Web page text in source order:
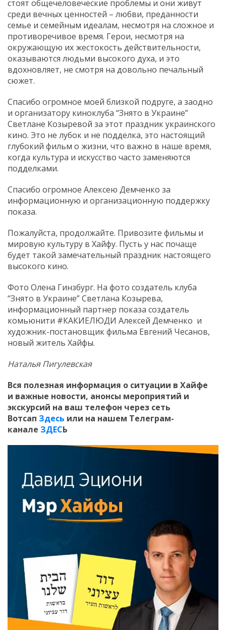
стоят общечеловеческие проблемы и они живут
среди вечных ценностей – любви, преданности
семье и семейным идеалам, несмотря на сложное и
противоречивое время. Герои, несмотря на
окружающую их жестокость действительности,
оказываются людьми высокого духа, и это
вдохновляет, не смотря на довольно печальный
сюжет.
Спасибо огромное моей близкой подруге, а заодно
и организатору киноклуба “Знято в Украине”
Светлане Козыревой за этот праздник украинского
кино. Это не лубок и не подделка, это настоящий
глубокий фильм о жизни, что важно в наше время,
когда культура и искусство часто заменяются
подделками.
Спасибо огромное Алексею Демченко за
информационную и организационную поддержку
показа.
Пожалуйста, продолжайте. Привозите фильмы и
мировую культуру в Хайфу. Пусть у нас почаще
будет такой замечательный праздник настоящего
высокого кино.
Фото Олена Гинзбург. На фото создатель клуба
“Знято в Украине” Светлана Козырева,
информационный партнер показа создатель
комьюнити #КАКИЕЛЮДИ Алексей Демченко и
художник-постановщик фильма Евгений Чесанов,
новый житель Хайфы.
Наталья Пигулевская
Вся полезная информация о ситуации в Хайфе
и важные новости, анонсы мероприятий и
экскурсий на ваш телефон через сеть
Вотсап Здесь или на нашем Телеграм-
канале ЗДЕСЬ